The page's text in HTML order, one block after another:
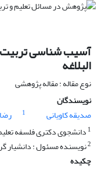
آسیب شناسی تربیت
البلاغه
نوع مقاله : مقاله پژوهشی
نویسندگان
صدیقه کاویانی
1
1 دانشجوی دکتری فلسفه
2نویسنده مسئول : دانشیار
چکیده